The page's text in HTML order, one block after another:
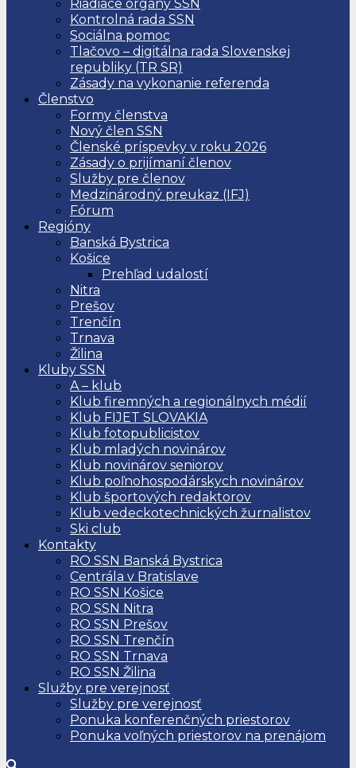
Riadiace orgány SSN
Kontrolná rada SSN
Sociálna pomoc
Tlačovo – digitálna rada Slovenskej
republiky (TR SR)
Zásady na vykonanie referenda
Členstvo
Formy členstva
Nový člen SSN
Členské príspevky v roku 2026
Zásady o prijímaní členov
Služby pre členov
Medzinárodný preukaz (IFJ)
Fórum
Regióny
Banská Bystrica
Košice
Prehľad udalostí
Nitra
Prešov
Trenčín
Trnava
Žilina
Kluby SSN
A – klub
Klub firemných a regionálnych médií
Klub FIJET SLOVAKIA
Klub fotopublicistov
Klub mladých novinárov
Klub novinárov seniorov
Klub poľnohospodárskych novinárov
Klub športových redaktorov
Klub vedeckotechnických žurnalistov
Ski club
Kontakty
RO SSN Banská Bystrica
Centrála v Bratislave
RO SSN Košice
RO SSN Nitra
RO SSN Prešov
RO SSN Trenčín
RO SSN Trnava
RO SSN Žilina
Služby pre verejnosť
Služby pre verejnosť
Ponuka konferenčných priestorov
Ponuka voľných priestorov na prenájom